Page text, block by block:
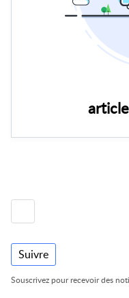
Suivre
Souscrivez pour recevoir des